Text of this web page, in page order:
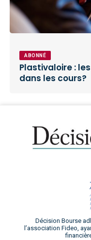
ABONNÉ
Plastivaloire :
dans les cours?
Décision Bourse
l’association Fideo,